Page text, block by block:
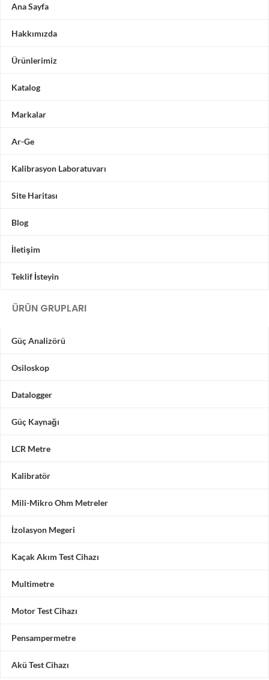
Ana Sayfa
Hakkımızda
Ürünlerimiz
Katalog
Markalar
Ar-Ge
Kalibrasyon Laboratuvarı
Site Haritası
Blog
İletişim
Teklif İsteyin
ÜRÜN GRUPLARI
Güç Analizörü
Osiloskop
Datalogger
Güç Kaynağı
LCR Metre
Kalibratör
Mili-Mikro Ohm Metreler
İzolasyon Megeri
Kaçak Akım Test Cihazı
Multimetre
Motor Test Cihazı
Pensampermetre
Akü Test Cihazı